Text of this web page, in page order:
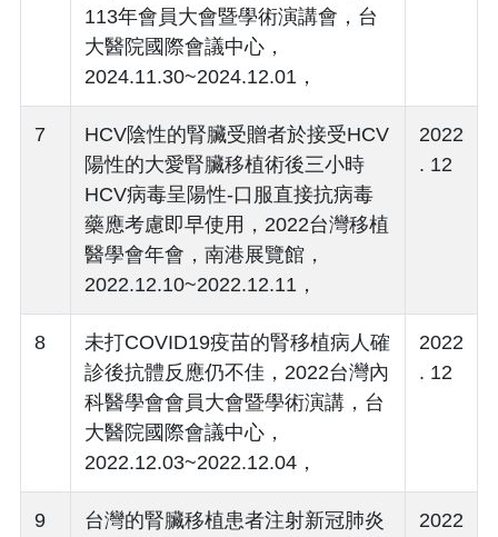
113年會員大會暨學術演講會，台
大醫院國際會議中心，
2024.11.30~2024.12.01，
7
HCV陰性的腎臟受贈者於接受HCV
陽性的大愛腎臟移植術後三小時
HCV病毒呈陽性-口服直接抗病毒
藥應考慮即早使用，2022台灣移植
醫學會年會，南港展覽館，
2022.12.10~2022.12.11，
2022
. 12
8
未打COVID19疫苗的腎移植病人確
診後抗體反應仍不佳，2022台灣內
科醫學會會員大會暨學術演講，台
大醫院國際會議中心，
2022.12.03~2022.12.04，
2022
. 12
9
台灣的腎臟移植患者注射新冠肺炎
2022